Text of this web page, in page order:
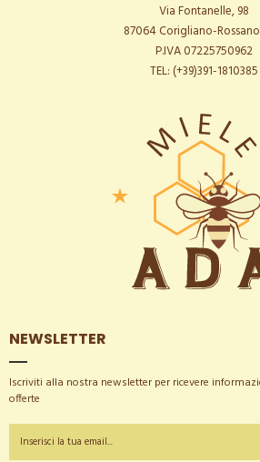
Via Fontanelle, 98
87064 Corigliano-
P.IVA 07225750962
TEL: (+39)391-1810385
NEWSLETTER
Iscriviti alla nostra newsletter per ricevere
offerte